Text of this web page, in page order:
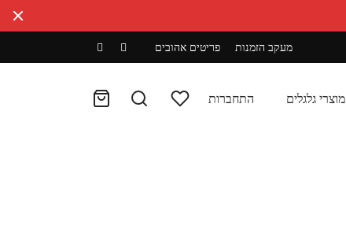
מעקב הזמנות פריטים אהובים
מוצרי גלגלים התחברות